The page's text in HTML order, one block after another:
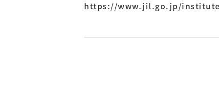
https://www.jil.go.jp/